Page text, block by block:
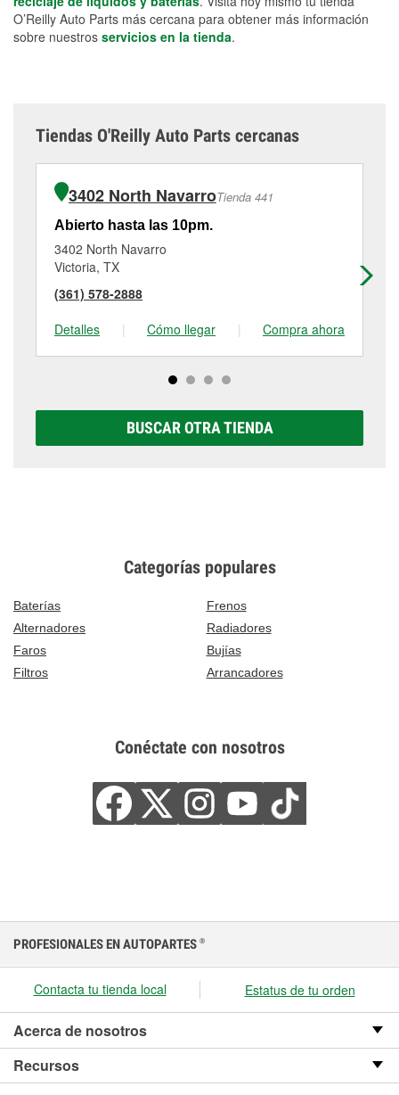
O’Reilly Auto Parts más cercana para obtener más información
sobre nuestros servicios en la tienda.
Tiendas O'Reilly Auto Parts cercanas
3402 North NavarroTienda 441
Abierto hasta las 10pm.
3402 North Navarro
Victoria, TX
(361) 578-2888
Detalles
| Cómo llegar | Compra ahora
BUSCAR OTRA TIENDA
Categorías populares
Baterías
Frenos
Alternadores
Radiadores
Faros
Bujías
Filtros
Arrancadores
Conéctate con nosotros
PROFESIONALES EN AUTOPARTES ®
Contacta tu tienda local Estatus de tu orden
Acerca de nosotros
Recursos